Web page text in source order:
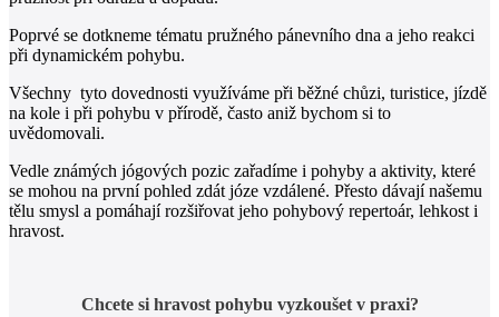
Poprvé se dotkneme tématu pružného pánevního dna a jeho reakci
při dynamickém pohybu.
Všechny tyto dovednosti využíváme při běžné chůzi, turistice, jízdě
na kole i při pohybu v přírodě, často aniž bychom si to
uvědomovali.
Vedle známých jógových pozic zařadíme i pohyby a aktivity, které
se mohou na první pohled zdát józe vzdálené. Přesto dávají našemu
tělu smysl a pomáhají rozšiřovat jeho pohybový repertoár, lehkost i
hravost.
Chcete si hravost pohybu vyzkoušet v praxi?